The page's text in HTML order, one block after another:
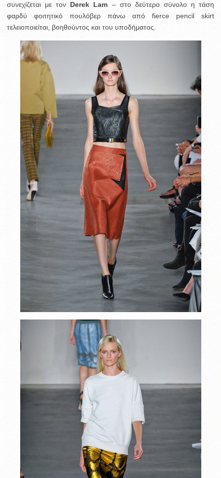
συνεχίζεται με τον Derek Lam – στο δεύτερο σύνολο η τάση
φαρδύ φοιτητικό πουλόβερ πάνω από fierce pencil skirt
τελειοποιείται, βοηθούντος και του υποδήματος.